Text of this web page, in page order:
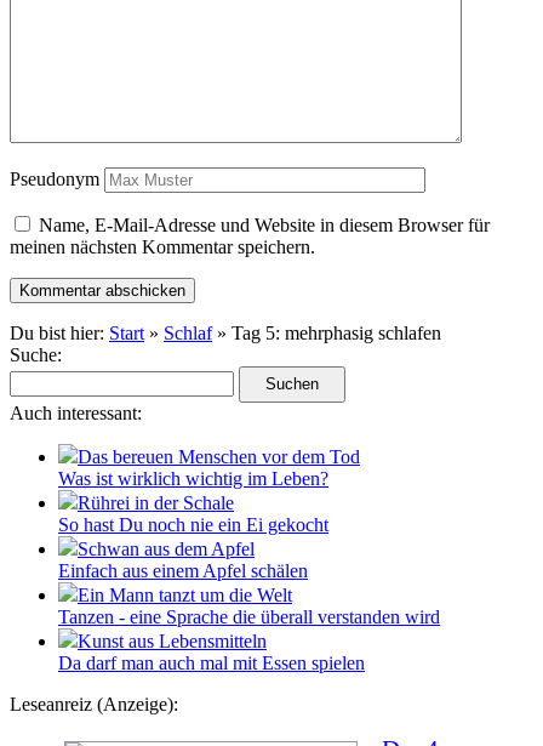
Pseudonym
Name, E-Mail-Adresse und Website in diesem Browser für
meinen nächsten Kommentar speichern.
Du bist hier: Start » Schlaf» Tag 5: mehrphasig schlafen
Suche:
Auch interessant:
Das bereuen Menschen vor dem Tod
Was ist wirklich wichtig im Leben?
Rührei in der Schale
So hast Du noch nie ein Ei gekocht
Schwan aus dem Apfel
Einfach aus einem Apfel schälen
Ein Mann tanzt um die Welt
Tanzen - eine Sprache die überall verstanden wird
Kunst aus Lebensmitteln
Da darf man auch mal mit Essen spielen
Leseanreiz (Anzeige):